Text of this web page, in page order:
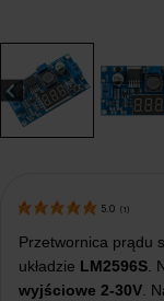
5.0 (1)
Przetwornica prądu
układzie LM2596S .
wyjściowe 2-30V .